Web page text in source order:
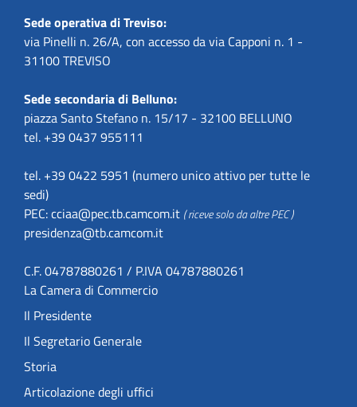
Sede operativa di Treviso:
via Pinelli n. 26/A, con accesso da via Capponi n. 1 -
31100 TREVISO
Sede secondaria di Belluno:
piazza Santo Stefano n. 15/17 - 32100 BELLUNO
tel. +39 0437 955111
tel. +39 0422 5951 (numero unico attivo per tutte le
sedi)
PEC:cciaa@pec.tb.camcom.it ( riceve solo da altre PEC )
presidenza@tb.camcom.it
C.F. 04787880261 / P.IVA 04787880261
La Camera di Commercio
Il Presidente
Il Segretario Generale
Storia
Articolazione degli uffici